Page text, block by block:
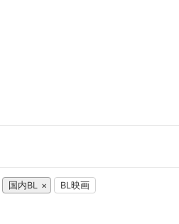
国内BL BL映画